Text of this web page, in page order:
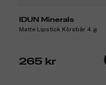
IDUN Minerals
Matte Lipstick Körsbär 4 g
265 kr